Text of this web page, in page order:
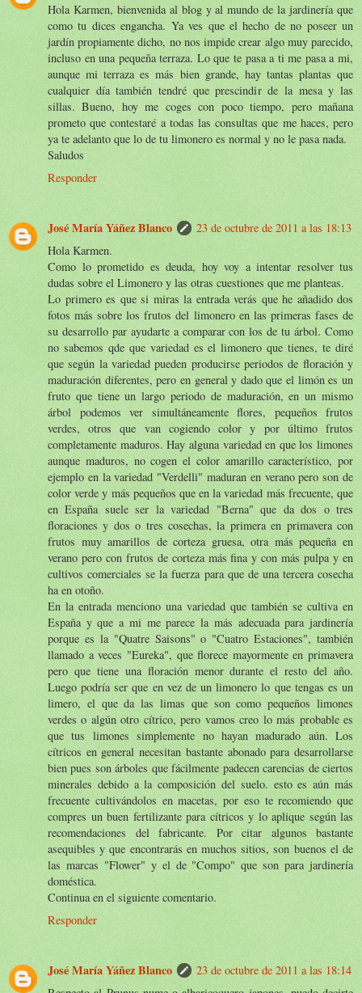
Hola Karmen, bienvenida al blog y al mundo de la jardinería que
como tu dices engancha. Ya ves que el hecho de no poseer un
jardín propiamente dicho, no nos impide crear algo muy parecido,
incluso en una pequeña terraza. Lo que te pasa a ti me pasa a mi,
aunque mi terraza es más bien grande, hay tantas plantas que
cualquier día también tendré que prescindir de la mesa y las
sillas. Bueno, hoy me coges con poco tiempo, pero mañana
prometo que contestaré a todas las consultas que me haces, pero
ya te adelanto que lo de tu limonero es normal y no le pasa nada.
Saludos
Responder
José María Yáñez Blanco
23 de octubre de 2011 a las 18:13
Hola Karmen.
Como lo prometido es deuda, hoy voy a intentar resolver tus
dudas sobre el Limonero y las otras cuestiones que me planteas.
Lo primero es que si miras la entrada verás que he añadido dos
fotos más sobre los frutos del limonero en las primeras fases de
su desarrollo par ayudarte a comparar con los de tu árbol. Como
no sabemos qde que variedad es el limonero que tienes, te diré
que según la variedad pueden producirse periodos de floración y
maduración diferentes, pero en general y dado que el limón es un
fruto que tiene un largo periodo de maduración, en un mismo
árbol podemos ver simultáneamente flores, pequeños frutos
verdes, otros que van cogiendo color y por último frutos
completamente maduros. Hay alguna variedad en que los limones
aunque maduros, no cogen el color amarillo característico, por
ejemplo en la variedad "Verdelli" maduran en verano pero son de
color verde y más pequeños que en la variedad más frecuente, que
en España suele ser la variedad "Berna" que da dos o tres
floraciones y dos o tres cosechas, la primera en primavera con
frutos muy amarillos de corteza gruesa, otra más pequeña en
verano pero con frutos de corteza más fina y con más pulpa y en
cultivos comerciales se la fuerza para que de una tercera cosecha
ha en otoño.
En la entrada menciono una variedad que también se cultiva en
España y que a mi me parece la más adecuada para jardinería
porque es la "Quatre Saisons" o "Cuatro Estaciones", también
llamado a veces "Eureka", que florece mayormente en primavera
pero que tiene una floración menor durante el resto del año.
Luego podría ser que en vez de un limonero lo que tengas es un
limero, el que da las limas que son como pequeños limones
verdes o algún otro cítrico, pero vamos creo lo más probable es
que tus limones simplemente no hayan madurado aún. Los
cítricos en general necesitan bastante abonado para desarrollarse
bien pues son árboles que fácilmente padecen carencias de ciertos
minerales debido a la composición del suelo. esto es aún más
frecuente cultivándolos en macetas, por eso te recomiendo que
compres un buen fertilizante para cítricos y lo aplique según las
recomendaciones del fabricante. Por citar algunos bastante
asequibles y que encontrarás en muchos sitios, son buenos el de
las marcas "Flower" y el de "Compo" que son para jardinería
doméstica.
Continua en el siguiente comentario.
Responder
José María Yáñez Blanco
23 de octubre de 2011 a las 18:14